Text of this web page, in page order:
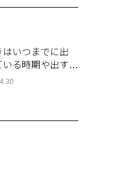
はいつまでに出
いる時期や出す範